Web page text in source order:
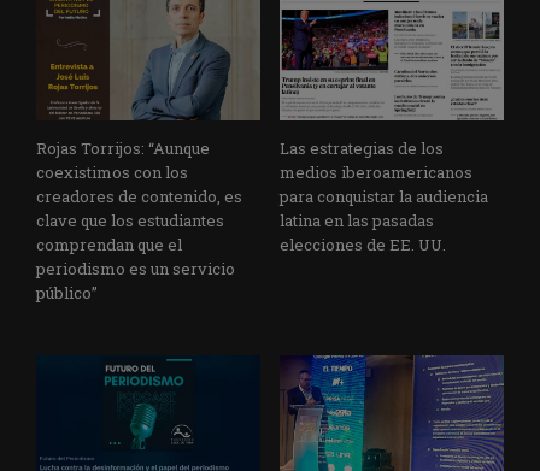
Rojas Torrijos: “Aunque
coexistimos con los
creadores de contenido, es
clave que los estudiantes
comprendan que el
periodismo es un servicio
público”
Las estrategias de los
medios iberoamericanos
para conquistar la audiencia
latina en las pasadas
elecciones de EE. UU.